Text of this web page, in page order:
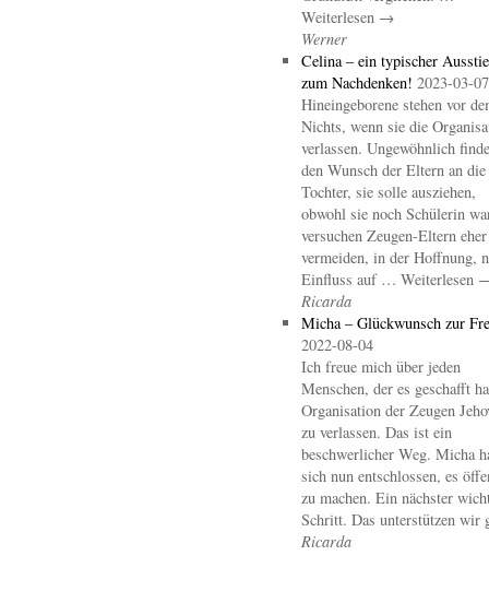
Weiterlesen →
Werner
Celina – ein typischer
zum Nachdenken! 2023-03-07
Hineingeborene stehen vor
Nichts, wenn sie die
verlassen. Ungewöhnlich
den Wunsch der Eltern an die
Tochter, sie solle ausziehen,
obwohl sie noch Schülerin
versuchen Zeugen-Eltern
vermeiden, in der Hoffnung,
Einfluss auf … Weiterlesen
Ricarda
Micha – Glückwunsch zur
2022-08-04
Ich freue mich über jeden
Menschen, der es geschafft
Organisation der Zeugen
zu verlassen. Das ist ein
beschwerlicher Weg. Micha
sich nun entschlossen, es
zu machen. Ein nächster
Schritt. Das unterstützen wir
Ricarda